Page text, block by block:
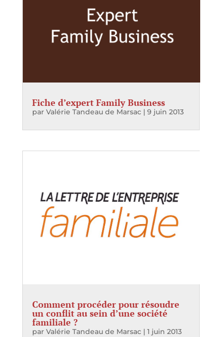
Fiche d’expert Family Business
par Valérie Tandeau de Marsac| 9 juin 2013
Comment procéder pour résoudre
un conflit au sein d’une société
familiale ?
par Valérie Tandeau de Marsac| 1 juin 2013